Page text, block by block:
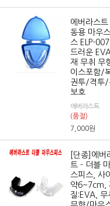
에버라스
동용 마우스
스 ELP-
드러운
재 무취 무
이스포함/
권투/격투/
보호
에버라스트
(품절)
7,000원
[단종]에버
트 - 더블
스피스, 사
약6~7cm,
질:EVA, 무